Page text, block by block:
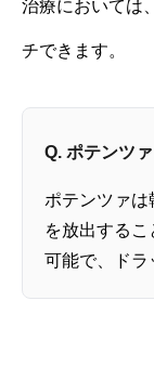
治療においては
チできます。
Q. ポテンツ
ポテンツァ
を放出する
可能で、ドラ